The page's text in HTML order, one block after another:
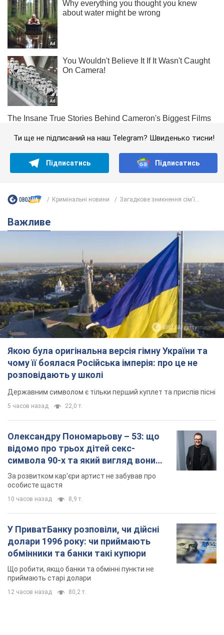
Ти ще не підписаний на наш Telegram? Швиденько тисни!
Підписатись Підписатись
Кримінальні новини Загадкове зникнення сім'ї...
Важливе
Якою була оригінальна версія гімну України та
чому її боялася Російська імперія: про це не
розповідають у школі
Державним символом є тільки перший куплет та приспів пісні
5 часов назад 22,0 т.
Олександру Пономарьову – 53: що
відомо про трьох дітей секс-
символа 90-х та який вигляд вони
мають
За розвитком кар'єри артист не забував про
особисте щастя
10 часов назад 8,9 т.
У ПриватБанку розповіли, чи дійсні
долари 1996 року: чи приймають
обмінники та банки такі купюри
Що робити, якщо банки та обмінні пункти не
приймають старі долари
12 часов назад 80,2 т.